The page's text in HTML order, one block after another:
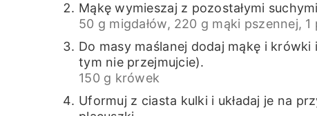
Mąkę wymieszaj z pozostałymi
50 g migdałów, 220 g mąki pszennej, 1
Do masy maślanej dodaj mąkę i
tym nie przejmujcie).
150 g krówek
Uformuj z ciasta kulki i układaj je na